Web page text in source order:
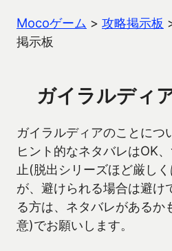
Mocoゲーム > 攻略掲示板
掲示板
ガイラルディ
ガイラルディアのことにつ
ヒント的なネタバレはOK
止(脱出シリーズほど厳し
が、避けられる場合は避け
る方は、ネタバレがあるか
意)でお願いします。